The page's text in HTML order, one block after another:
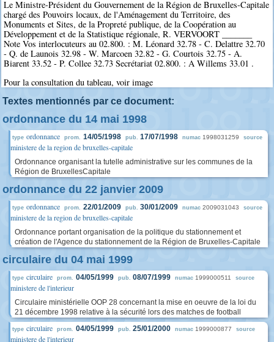
Le Ministre-Président du Gouvernement de la Région de Bruxelles-Capitale
chargé des Pouvoirs locaux, de l'Aménagement du Territoire, des
Monuments et Sites, de la Propreté publique, de la Coopération au
Développement et de la Statistique régionale, R. VERVOORT _______
Note Vos interlocuteurs au 02.800. : M. Léonard 32.78 - C. Delattre 32.70
- Q. de Launois 32.98 - W. Marcoen 32.82 - G. Courtois 32.75 - A.
Biarent 33.52 - P. Collee 32.73 Secrétariat 02.800. : A Willems 33.01 .
Pour la consultation du tableau, voir image
Textes mentionnés par ce document:
ordonnance du 14 mai 1998
type ordonnance prom. 14/05/1998 pub. 17/07/1998 numac 1998031259 source
ministere de la region de bruxelles-capitale
Ordonnance organisant la tutelle administrative sur les communes de la
Région de BruxellesCapitale
ordonnance du 22 janvier 2009
type ordonnance prom. 22/01/2009 pub. 30/01/2009 numac 2009031043 source
ministere de la region de bruxelles-capitale
Ordonnance portant organisation de la politique du stationnement et
création de l'Agence du stationnement de la Région de Bruxelles-Capitale
circulaire du 04 mai 1999
type circulaire prom. 04/05/1999 pub. 08/07/1999 numac 1999000511 source
ministere de l'interieur
Circulaire ministérielle OOP 28 concernant la mise en oeuvre de la loi du
21 décembre 1998 relative à la sécurité lors des matches de football
type circulaire prom. 04/05/1999 pub. 25/01/2000 numac 1999000877 source
ministere de l'interieur